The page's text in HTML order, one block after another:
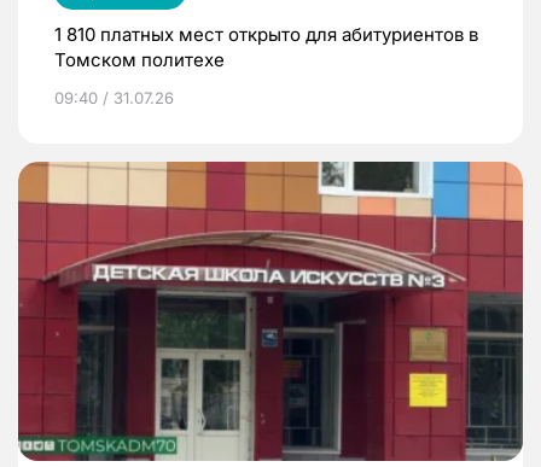
1 810 платных мест открыто для абитуриентов в
Томском политехе
09:40 / 31.07.26